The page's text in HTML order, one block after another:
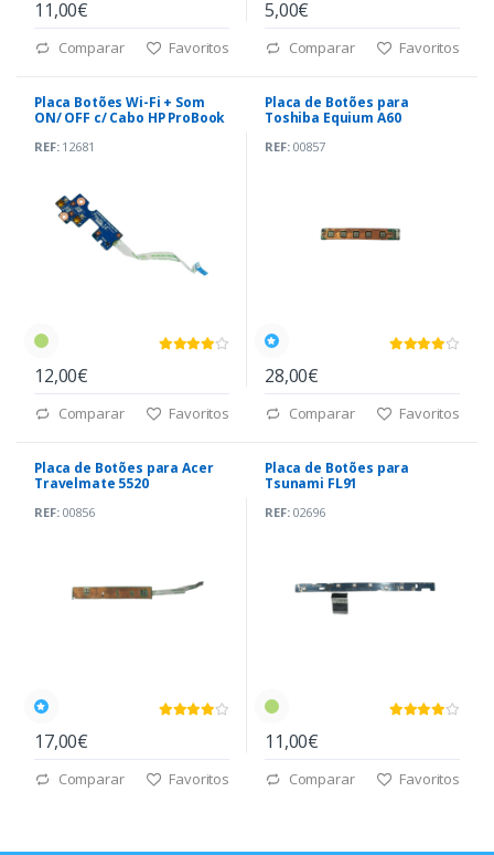
11,00€
Comparar Favoritos
5,00€
Comparar Favoritos
Placa Botões Wi-Fi + Som
ON/ OFF c/ Cabo HP ProBook
(6050A2566501)
REF:12681
12,00€
Comparar Favoritos
Placa de Botões para
Toshiba Equium A60
REF:00857
28,00€
Comparar Favoritos
Placa de Botões para Acer
Travelmate 5520
REF:00856
17,00€
Comparar Favoritos
Placa de Botões para
Tsunami FL91
REF:02696
11,00€
Comparar Favoritos